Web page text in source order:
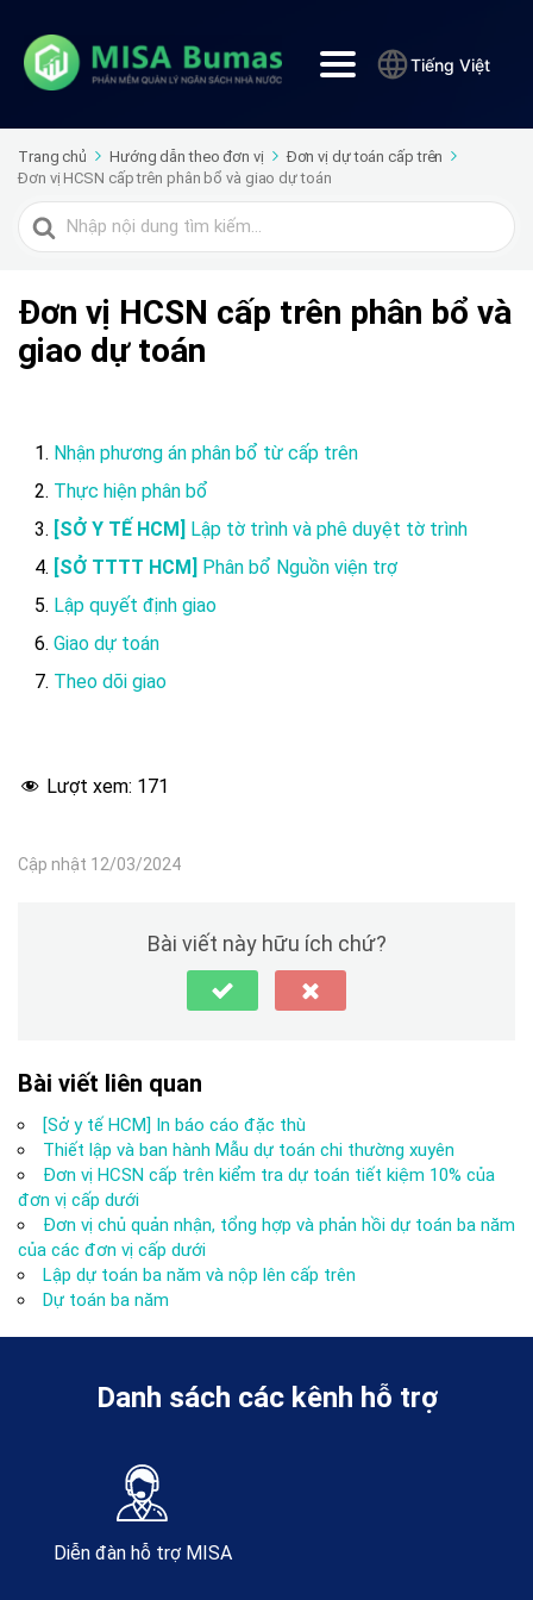
Tiếng Việt
Trang chủ Hướng dẫn theo đơn vị
Đơn vị dự toán cấp trên
Đơn vị HCSN cấp trên phân bổ và giao dự toán
Tìm
kiếm
Đơn vị HCSN cấp trên phân bổ và
giao dự toán
Nhận phương án phân bổ từ cấp trên
Thực hiện phân bổ
[SỞ Y TẾ HCM] Lập tờ trình và phê duyệt tờ trình
[SỞ TTTT HCM] Phân bổ Nguồn viện trợ
Lập quyết định giao
Giao dự toán
Theo dõi giao
Lượt xem: 171
Cập nhật 12/03/2024
Bài viết này hữu ích chứ?
Bài viết liên quan
[Sở y tế HCM] In báo cáo đặc thù
Thiết lập và ban hành Mẫu dự toán chi thường xuyên
Đơn vị HCSN cấp trên kiểm tra dự toán tiết kiệm 10% của
đơn vị cấp dưới
Đơn vị chủ quản nhận, tổng hợp và phản hồi dự toán ba năm
của các đơn vị cấp dưới
Lập dự toán ba năm và nộp lên cấp trên
Dự toán ba năm
Danh sách các kênh hỗ trợ
Diễn đàn hỗ trợ MISA